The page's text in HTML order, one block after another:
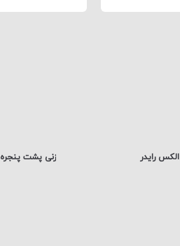
الکس رایدر زنی پشت پنجره